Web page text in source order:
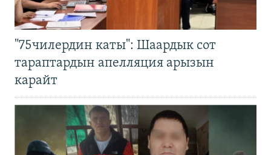
"75чилердин каты": Шаардык сот
тараптардын апелляция арызын
карайт